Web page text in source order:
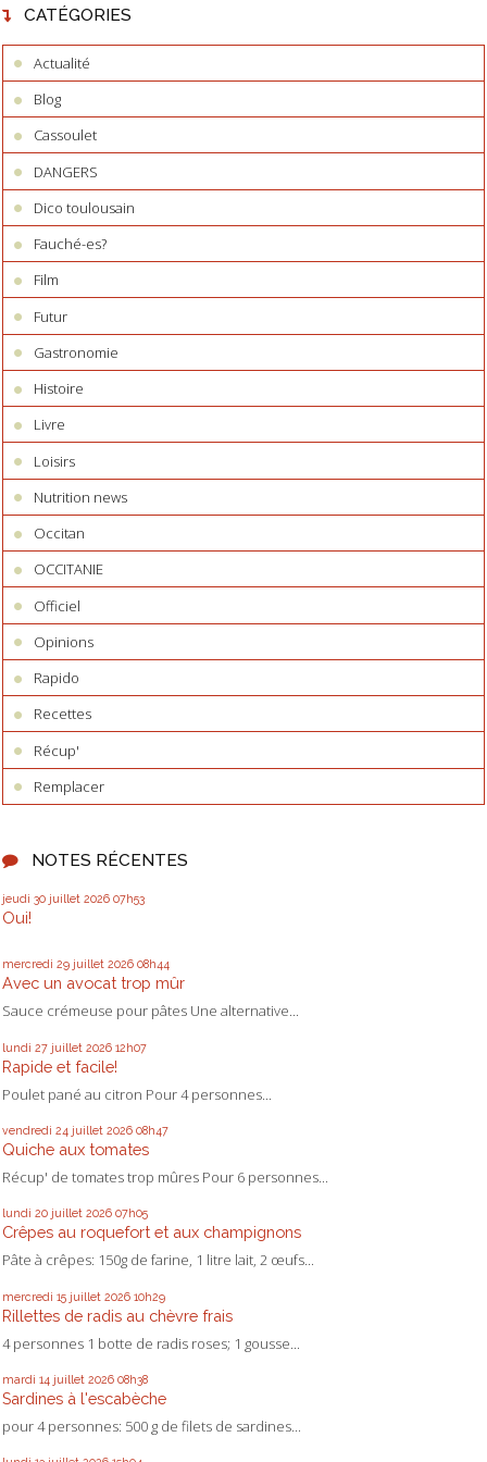
CATÉGORIES
Actualité
Blog
Cassoulet
DANGERS
Dico toulousain
Fauché-es?
Film
Futur
Gastronomie
Histoire
Livre
Loisirs
Nutrition news
Occitan
OCCITANIE
Officiel
Opinions
Rapido
Recettes
Récup'
Remplacer
NOTES RÉCENTES
jeudi 30 juillet 2026 07h53
Oui!
mercredi 29 juillet 2026 08h44
Avec un avocat trop mûr
Sauce crémeuse pour pâtes Une alternative...
lundi 27 juillet 2026 12h07
Rapide et facile!
Poulet pané au citron Pour 4 personnes...
vendredi 24 juillet 2026 08h47
Quiche aux tomates
Récup' de tomates trop mûres Pour 6 personnes...
lundi 20 juillet 2026 07h05
Crêpes au roquefort et aux champignons
Pâte à crêpes: 150g de farine, 1 litre lait, 2 œufs...
mercredi 15 juillet 2026 10h29
Rillettes de radis au chèvre frais
4 personnes 1 botte de radis roses; 1 gousse...
mardi 14 juillet 2026 08h38
Sardines à l'escabèche
pour 4 personnes: 500 g de filets de sardines...